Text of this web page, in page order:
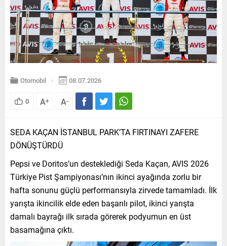
Otomobil 08.07.2026
0 A+ A-
SEDA KAÇAN İSTANBUL PARK’TA FIRTINAYI ZAFERE
DÖNÜŞTÜRDÜ
Pepsi ve Doritos’un desteklediği Seda Kaçan, AVIS 2026
Türkiye Pist Şampiyonası’nın ikinci ayağında zorlu bir
hafta sonunu güçlü performansıyla zirvede tamamladı. İlk
yarışta ikincilik elde eden başarılı pilot, ikinci yarışta
damalı bayrağı ilk sırada görerek podyumun en üst
basamağına çıktı.